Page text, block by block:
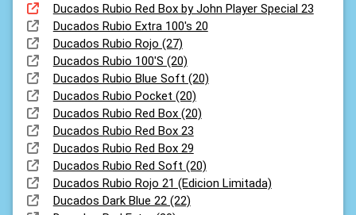
Ducados Rubio Red Box by John Player Special 23
Ducados Rubio Extra 100's 20
Ducados Rubio Rojo (27)
Ducados Rubio 100'S (20)
Ducados Rubio Blue Soft (20)
Ducados Rubio Pocket (20)
Ducados Rubio Red Box (20)
Ducados Rubio Red Box 23
Ducados Rubio Red Box 29
Ducados Rubio Red Soft (20)
Ducados Rubio Rojo 21 (Edicion Limitada)
Ducados Dark Blue 22 (22)